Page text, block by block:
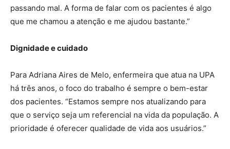
passando mal. A forma de falar com os pacientes é algo
que me chamou a atenção e me ajudou bastante.”
Dignidade e cuidado
Para Adriana Aires de Melo, enfermeira que atua na UPA
há três anos, o foco do trabalho é sempre o bem-estar
dos pacientes. “Estamos sempre nos atualizando para
que o serviço seja um referencial na vida da população. A
prioridade é oferecer qualidade de vida aos usuários.”